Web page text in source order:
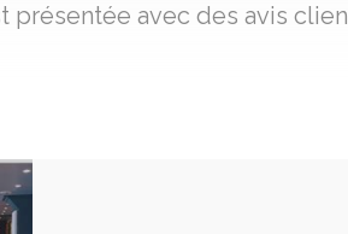
présentée avec des avis